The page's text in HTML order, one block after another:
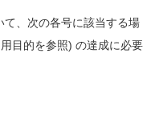
、次の各号に該当する場
目的を参照) の達成に必要